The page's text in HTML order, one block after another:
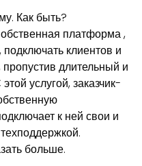
Как быть?
платформа ,
клиентов и
длительный и
услугой, заказчик-
к ней свои и
больше.